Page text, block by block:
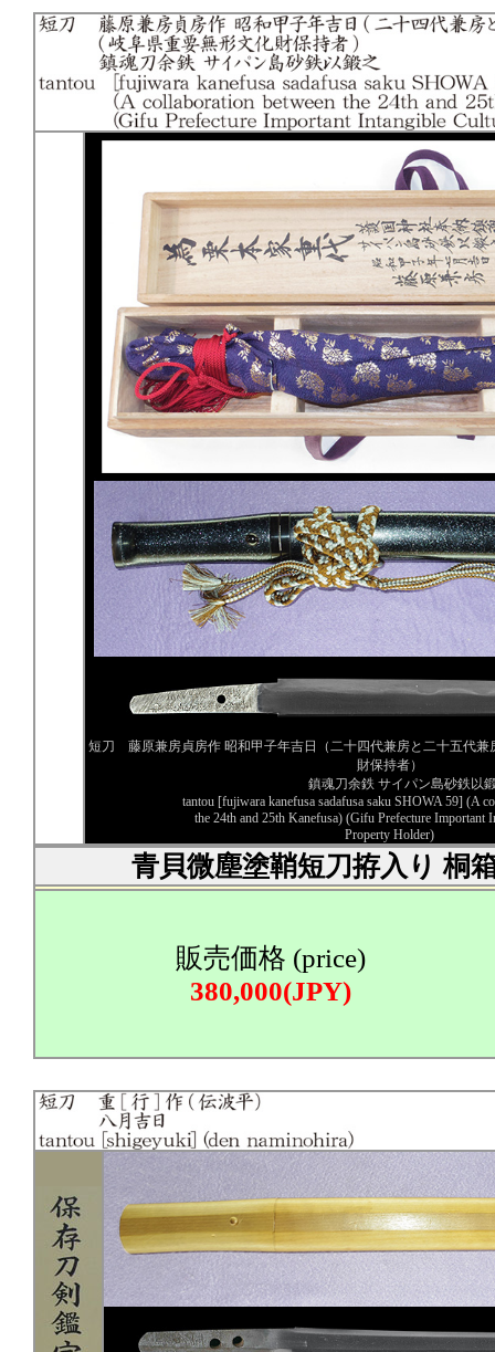
短刀 藤原兼房貞房作 昭和甲子年吉日（二十四代兼房と二十五代兼
財保持者）
鎮魂刀余鉄 サイパン島砂鉄以
tantou [fujiwara kanefusa sadafusa saku SHOWA 59] (A
the 24th and 25th Kanefusa) (Gifu Prefecture Important
Property Holder)
青貝微塵塗鞘短刀拵入り 桐
販売価格 (price)
380,000(JPY)